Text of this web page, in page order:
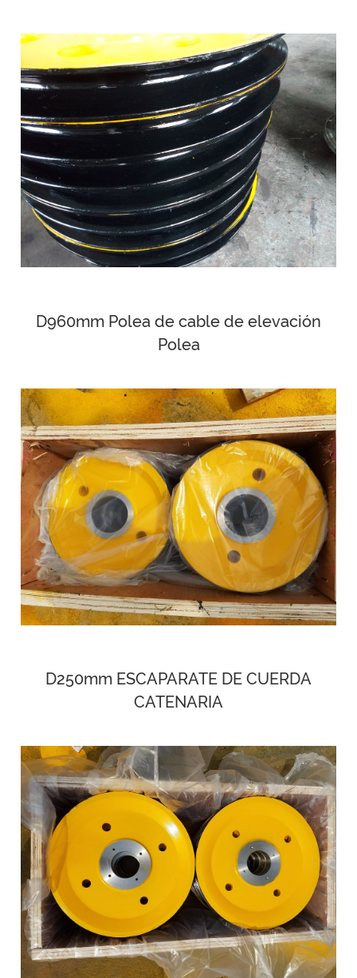
D960mm Polea de cable de elevación
Polea
D250mm ESCAPARATE DE CUERDA
CATENARIA